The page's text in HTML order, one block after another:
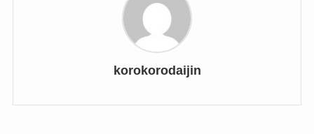
korokorodaijin